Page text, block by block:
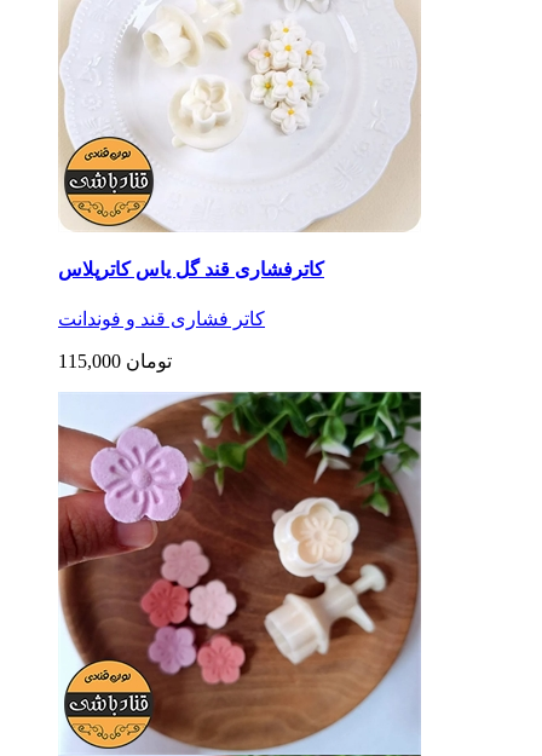
کاترفشاری قند گل یاس کاترپلاس
کاتر فشاری قند و فوندانت
115,000 تومان